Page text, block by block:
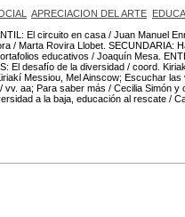
APRECIACION DEL ARTE
El circuito en casa / Juan Manuel
/ Marta Rovira Llobet. SECUNDARIA:
educativos / Joaquín Mesa.
El desafío de la diversidad / coord.
Messiou, Mel Ainscow; Escuchar las
aa; Para saber más / Cecilia Simón y
a la baja, educación al rescate /